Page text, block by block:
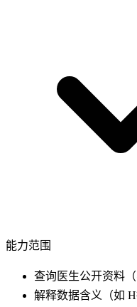
能力范围
查询医生公开资料
解释数据含义（如 H